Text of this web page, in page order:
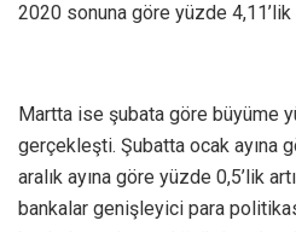
2020 sonuna göre yüzde 4,11’lik
Martta ise şubata göre büyüme
gerçekleşti. Şubatta ocak ayına
aralık ayına göre yüzde 0,5’lik
bankalar genişleyici para